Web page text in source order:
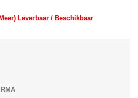
Leverbaar / Beschikbaar